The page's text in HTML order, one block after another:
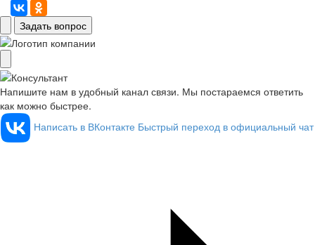
Задать вопрос
Напишите нам в удобный канал связи. Мы постараемся ответить
как можно быстрее.
Написать в ВКонтакте Быстрый переход в официальный чат